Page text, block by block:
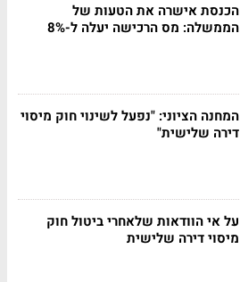
הכנסת אישרה את הטעות של
הממשלה: מס הרכישה יעלה ל-8%
המחנה הציוני: "נפעל לשינוי חוק מיסוי
דירה שלישית"
על אי הוודאות שלאחרי ביטול חוק
מיסוי דירה שלישית